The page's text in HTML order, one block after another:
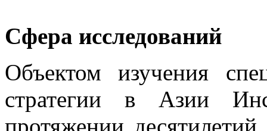
Сфера исследований
Объектом изучения
стратегии в Азии